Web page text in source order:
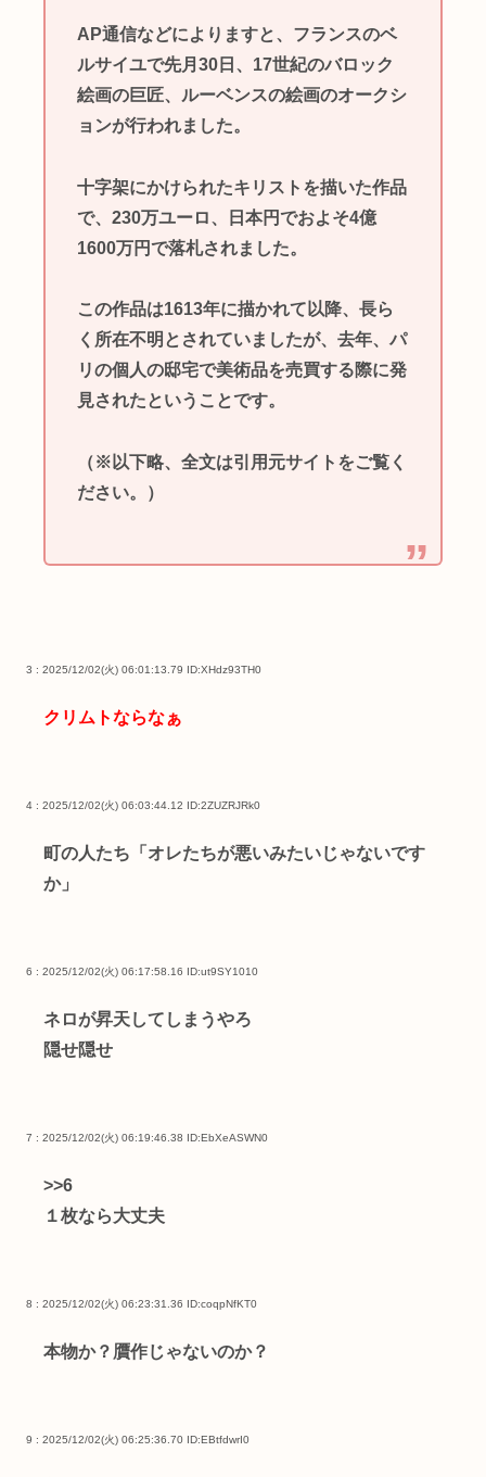
AP通信などによりますと、フランスのベ
ルサイユで先月30日、17世紀のバロック
絵画の巨匠、ルーベンスの絵画のオークシ
ョンが行われました。
十字架にかけられたキリストを描いた作品
で、230万ユーロ、日本円でおよそ4億
1600万円で落札されました。
この作品は1613年に描かれて以降、長ら
く所在不明とされていましたが、去年、パ
リの個人の邸宅で美術品を売買する際に発
見されたということです。
（※以下略、全文は引用元サイトをご覧く
ださい。）
3 : 2025/12/02(火) 06:01:13.79 ID:XHdz93TH0
クリムトならなぁ
4 : 2025/12/02(火) 06:03:44.12 ID:2ZUZRJRk0
町の人たち「オレたちが悪いみたいじゃないです
か」
6 : 2025/12/02(火) 06:17:58.16 ID:ut9SY1010
ネロが昇天してしまうやろ
隠せ隠せ
7 : 2025/12/02(火) 06:19:46.38 ID:EbXeASWN0
>>6
１枚なら大丈夫
8 : 2025/12/02(火) 06:23:31.36 ID:coqpNfKT0
本物か？贋作じゃないのか？
9 : 2025/12/02(火) 06:25:36.70 ID:EBtfdwrI0